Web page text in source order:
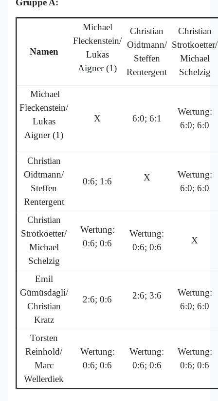
Namen
Michael
Fleckenstein/
Lukas
Aigner (1)
Christian
Oidtmann/
Steffen
Rentergent
Christian
Strotkoetter/
Michael
Schelzig
Michael
Fleckenstein/
Lukas
Aigner (1)
X 6:0; 6:1
Wertung:
6:0; 6:0
Christian
Oidtmann/
Steffen
Rentergent
0:6; 1:6 X
Wertung:
6:0; 6:0
Christian
Strotkoetter/
Michael
Schelzig
Wertung:
0:6; 0:6
Wertung:
0:6; 0:6
X
Emil
Gümüsdagli/
Christian
Kratz
2:6; 0:6 2:6; 3:6
Wertung:
6:0; 6:0
Torsten
Reinhold/
Marc
Wellerdiek
Wertung:
0:6; 0:6
Wertung:
0:6; 0:6
Wertung:
0:6; 0:6